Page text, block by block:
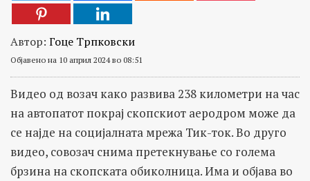
Автор: Гоце Трпковски
Објавено на 10 април 2024 во 08:51
Видео од возач како развива 238 километри на час
на автопатот покрај скопскиот аеродром може да
се најде на социјалната мрежа Тик-ток. Во друго
видео, совозач снима претекнување со голема
брзина на скопската обиколница. Има и објава во